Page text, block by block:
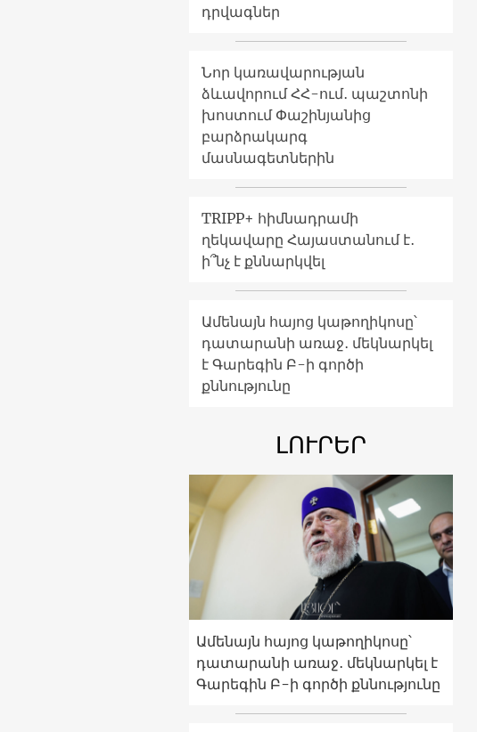
դրվագներ
Նոր կառավարության
ձևավորում ՀՀ-ում․ պաշտոնի
խոստում Փաշինյանից
բարձրակարգ
մասնագետներին
TRIPP+ հիմնադրամի
ղեկավարը Հայաստանում է․
ի՞նչ է քննարկվել
Ամենայն հայոց կաթողիկոսը՝
դատարանի առաջ․ մեկնարկել
է Գարեգին Բ-ի գործի
քննությունը
ԼՈՒՐԵՐ
Ամենայն հայոց կաթողիկոսը՝
դատարանի առաջ․ մեկնարկել է
Գարեգին Բ-ի գործի քննությունը